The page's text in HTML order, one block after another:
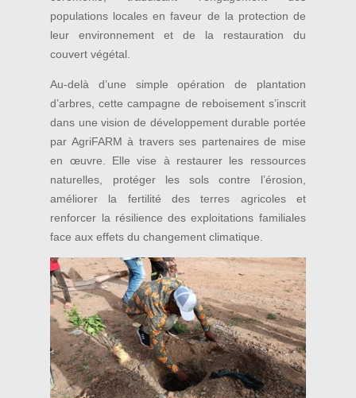
populations locales en faveur de la protection de
leur environnement et de la restauration du
couvert végétal.
Au-delà d’une simple opération de plantation
d’arbres, cette campagne de reboisement s’inscrit
dans une vision de développement durable portée
par AgriFARM à travers ses partenaires de mise
en œuvre. Elle vise à restaurer les ressources
naturelles, protéger les sols contre l’érosion,
améliorer la fertilité des terres agricoles et
renforcer la résilience des exploitations familiales
face aux effets du changement climatique.